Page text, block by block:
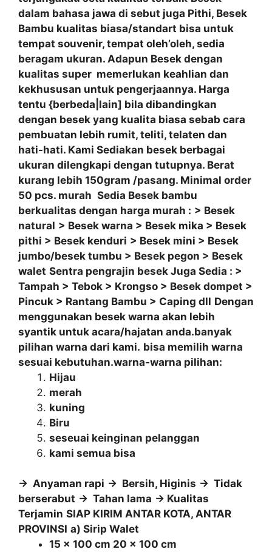
dalam bahasa jawa di sebut juga Pithi, Besek
Bambu kualitas biasa/standart bisa untuk
tempat souvenir, tempat oleh’oleh, sedia
beragam ukuran. Adapun Besek dengan
kualitas super memerlukan keahlian dan
kekhususan untuk pengerjaannya. Harga
tentu {berbeda|lain] bila dibandingkan
dengan besek yang kualita biasa sebab cara
pembuatan lebih rumit, teliti, telaten dan
hati-hati. Kami Sediakan besek berbagai
ukuran dilengkapi dengan tutupnya. Berat
kurang lebih 150gram /pasang. Minimal order
50 pcs. murah Sedia Besek bambu
berkualitas dengan harga murah : > Besek
natural > Besek warna > Besek mika > Besek
pithi > Besek kenduri > Besek mini > Besek
jumbo/besek tumbu > Besek pegon > Besek
walet Sentra pengrajin besek Juga Sedia : >
Tampah > Tebok > Krongso > Besek dompet >
Pincuk > Rantang Bambu > Caping dll Dengan
menggunakan besek warna akan lebih
syantik untuk acara/hajatan anda.banyak
pilihan warna dari kami. bisa memilih warna
sesuai kebutuhan.warna-warna pilihan:
Hijau
merah
kuning
Biru
seseuai keinginan pelanggan
kami semua bisa
-> Anyaman rapi -> Bersih, Higinis -> Tidak
berserabut -> Tahan lama -> Kualitas
Terjamin SIAP KIRIM ANTAR KOTA, ANTAR
PROVINSI a) Sirip Walet
15 x 100 cm 20 x 100 cm